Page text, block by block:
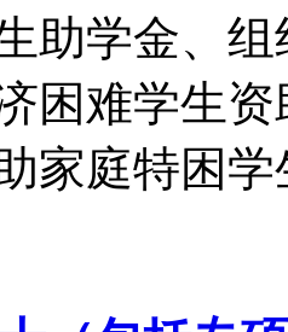
助学金、
困难学生
家庭特困